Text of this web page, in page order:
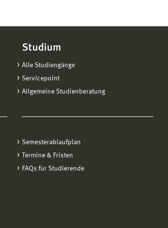
Studium
Alle Studiengänge
Servicepoint
Allgemeine Studienberatung
Semesterablaufplan
Termine & Fristen
FAQs für Studierende